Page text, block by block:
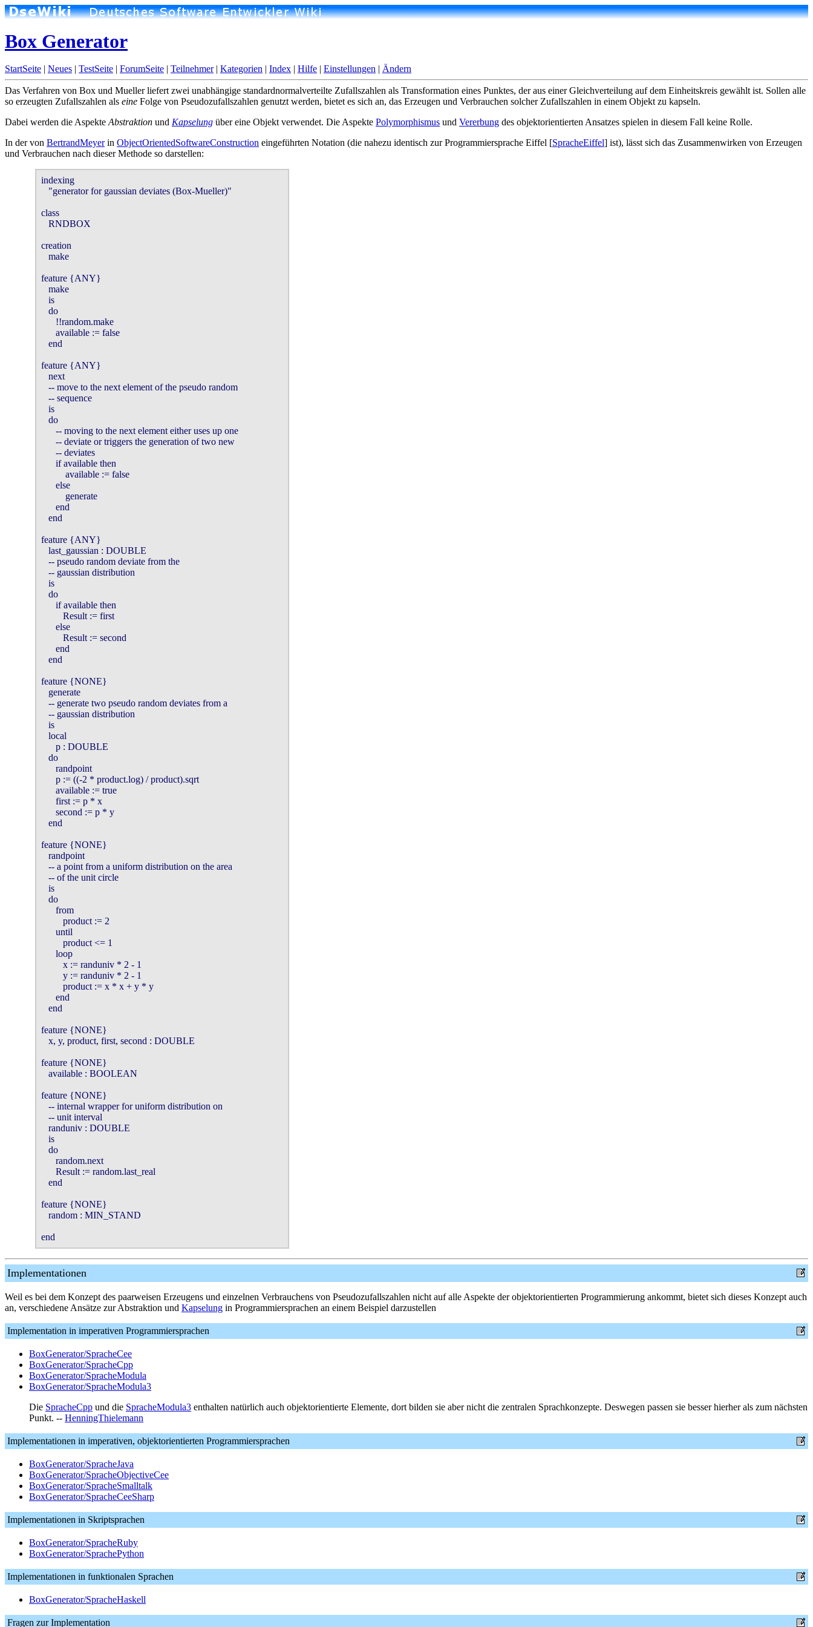
Box Generator
StartSeite | Neues | TestSeite | ForumSeite | Teilnehmer| Kategorien | Index | Hilfe | Einstellungen | Ändern
Das Verfahren von Box und Mueller liefert zwei unabhängige standardnormalverteilte Zufallszahlen als Transformation eines Punktes, der aus einer Gleichverteilung auf dem Einheitskreis gewählt ist. Sollen alle
so erzeugten Zufallszahlen als eine Folge von Pseudozufallszahlen genutzt werden, bietet es sich an, das Erzeugen und Verbrauchen solcher Zufallszahlen in einem Objekt zu kapseln.
Dabei werden die Aspekte Abstraktion und Kapselung über eine Objekt verwendet. Die Aspekte Polymorphismus und Vererbung des objektorientierten Ansatzes spielen in diesem Fall keine Rolle.
In der von BertrandMeyerin ObjectOrientedSoftwareConstruction eingeführten Notation (die nahezu identisch zur Programmiersprache Eiffel [SpracheEiffel] ist), lässt sich das Zusammenwirken von Erzeugen
und Verbrauchen nach dieser Methode so darstellen:
indexing
   "generator for gaussian deviates (Box-Mueller)"
class
   RNDBOX
creation
   make
feature {ANY}
   make
   is
   do
      !!random.make
      available := false
   end
feature {ANY}
   next
   -- move to the next element of the pseudo random
   -- sequence
   is
   do
      -- moving to the next element either uses up one
      -- deviate or triggers the generation of two new
      -- deviates
      if available then
          available := false
      else
          generate
      end
   end
feature {ANY}
   last_gaussian : DOUBLE
   -- pseudo random deviate from the
   -- gaussian distribution
   is
   do
      if available then
         Result := first
      else
         Result := second
      end
   end
feature {NONE}
   generate
   -- generate two pseudo random deviates from a
   -- gaussian distribution
   is
   local
      p : DOUBLE
   do
      randpoint
      p := ((-2 * product.log) / product).sqrt
      available := true
      first := p * x
      second := p * y
   end
feature {NONE}
   randpoint
   -- a point from a uniform distribution on the area
   -- of the unit circle
   is
   do
      from
         product := 2
      until
         product <= 1
      loop
         x := randuniv * 2 - 1
         y := randuniv * 2 - 1
         product := x * x + y * y
      end
   end
feature {NONE}
   x, y, product, first, second : DOUBLE
feature {NONE}
   available : BOOLEAN
feature {NONE}
   -- internal wrapper for uniform distribution on
   -- unit interval
   randuniv : DOUBLE
   is
   do
      random.next
      Result := random.last_real
   end
feature {NONE}
   random : MIN_STAND
end
Implementationen
Weil es bei dem Konzept des paarweisen Erzeugens und einzelnen Verbrauchens von Pseudozufallszahlen nicht auf alle Aspekte der objektorientierten Programmierung ankommt, bietet sich dieses Konzept auch
an, verschiedene Ansätze zur Abstraktion und Kapselung in Programmiersprachen an einem Beispiel darzustellen
Implementation in imperativen Programmiersprachen
BoxGenerator/SpracheCee
BoxGenerator/SpracheCpp
BoxGenerator/SpracheModula
BoxGenerator/SpracheModula3
Die SpracheCpp und die SpracheModula3 enthalten natürlich auch objektorientierte Elemente, dort bilden sie aber nicht die zentralen Sprachkonzepte. Deswegen passen sie besser hierher als zum nächsten
Punkt. -- HenningThielemann
Implementationen in imperativen, objektorientierten Programmiersprachen
BoxGenerator/SpracheJava
BoxGenerator/SpracheObjectiveCee
BoxGenerator/SpracheSmalltalk
BoxGenerator/SpracheCeeSharp
Implementationen in Skriptsprachen
BoxGenerator/SpracheRuby
BoxGenerator/SprachePython
Implementationen in funktionalen Sprachen
BoxGenerator/SpracheHaskell
Fragen zur Implementation